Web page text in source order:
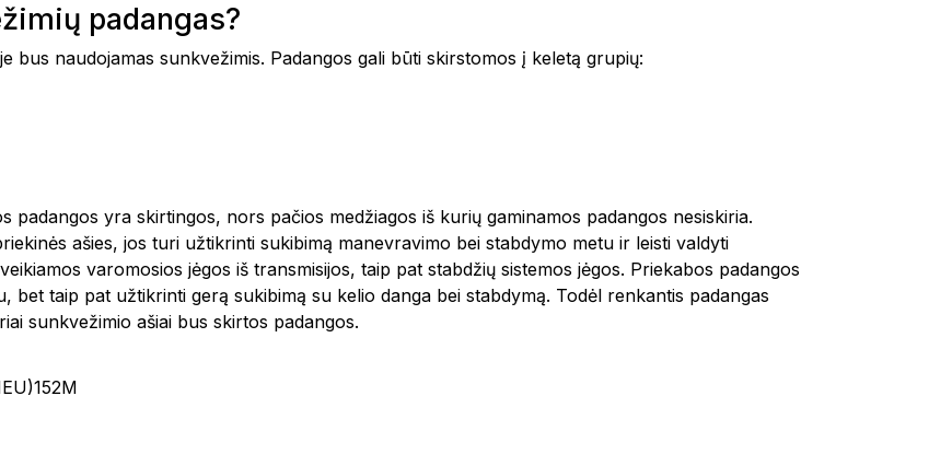
padangas?
bus naudojamas sunkvežimis. Padangos gali būti skirstomos į keletą grupių:
padangos yra skirtingos, nors pačios medžiagos iš kurių gaminamos padangos nesiskiria.
ašies, jos turi užtikrinti sukibimą manevravimo bei stabdymo metu ir leisti valdyti
varomosios jėgos iš transmisijos, taip pat stabdžių sistemos jėgos. Priekabos padangos
taip pat užtikrinti gerą sukibimą su kelio danga bei stabdymą. Todėl renkantis padangas
sunkvežimio ašiai bus skirtos padangos.